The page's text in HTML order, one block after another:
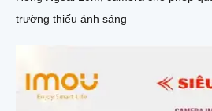
trường thiếu ánh sáng